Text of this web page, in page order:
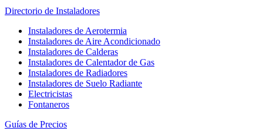
Directorio de Instaladores
Instaladores de Aerotermia
Instaladores de Aire Acondicionado
Instaladores de Calderas
Instaladores de Calentador de Gas
Instaladores de Radiadores
Instaladores de Suelo Radiante
Electricistas
Fontaneros
Guías de Precios